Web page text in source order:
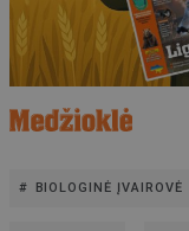
BIOLOGINĖ ĮVAIROVĖ